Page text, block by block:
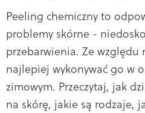
Peeling chemiczny to
problemy skórne -
przebarwienia. Ze względu
najlepiej wykonywać go w
zimowym. Przeczytaj, jak
na skórę, jakie są rodzaje,